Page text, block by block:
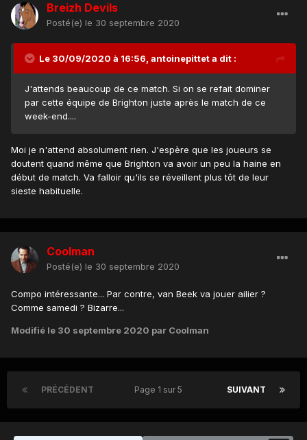
Breizh Devils
Posté(e) le 30 septembre 2020
Le 30/09/2020 à 16:56, antoinepitteta dit :
J'attends beaucoup de ce match. Si on se refait dominer
par cette équipe de Brighton juste après le match de ce
week-end....
Moi je n'attend absolument rien. J'espère que les joueurs se
doutent quand même que Brighton va avoir un peu la haine en
début de match. Va falloir qu'ils se réveillent plus tôt de leur
sieste habituelle.
Coolman
Posté(e) le 30 septembre 2020
Compo intéressante... Par contre, van Beek va jouer ailier ?
Comme samedi ? Bizarre...
Modifié le 30 septembre 2020 par Coolman
PRÉCÉDENT SUIVANT
Page 1 sur 5